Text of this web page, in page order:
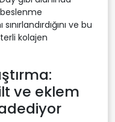
ve bu
kolajen
ve eklem